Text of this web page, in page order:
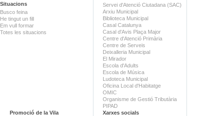
Situacions
Busco feina
He tingut un fill
Em vull formar
Totes les situacions
Servei d'Atenció Ciutadana (SAC)
Arxiu Municipal
Biblioteca Municipal
Casal Catalunya
Casal d'Avis Plaça Major
Centre d'Atenció Primària
Centre de Serveis
Deixalleria Municipal
El Mirador
Escola d'Adults
Escola de Música
Ludoteca Municipal
Oficina Local d'Habitatge
OMIC
Organisme de Gestió Tributària
PIPAD
Promoció de la Vila
Xarxes socials